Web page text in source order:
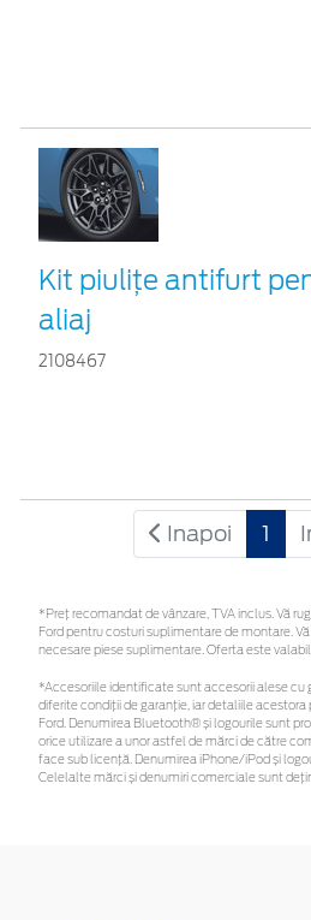
Kit piuliţe antifurt
aliaj
2108467
Inapoi 1
*Preţ recomandat de vânzare, TVA inclus. Vă
Ford pentru costuri suplimentare de montare.
necesare piese suplimentare. Oferta este
*Accesoriile identificate sunt accesorii alese cu
diferite condiții de garanție, iar detaliile acestora
Ford. Denumirea Bluetooth® și logourile sunt
orice utilizare a unor astfel de mărci de către
face sub licență. Denumirea iPhone/iPod și
Celelalte mărci și denumiri comerciale sunt